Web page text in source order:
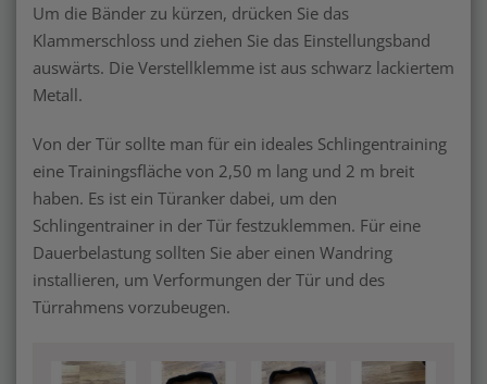
Um die Bänder zu kürzen, drücken Sie das
Klammerschloss und ziehen Sie das Einstellungsband
auswärts. Die Verstellklemme ist aus schwarz lackiertem
Metall.
Von der Tür sollte man für ein ideales Schlingentraining
eine Trainingsfläche von 2,50 m lang und 2 m breit
haben. Es ist ein Türanker dabei, um den
Schlingentrainer in der Tür festzuklemmen. Für eine
Dauerbelastung sollten Sie aber einen Wandring
installieren, um Verformungen der Tür und des
Türrahmens vorzubeugen.